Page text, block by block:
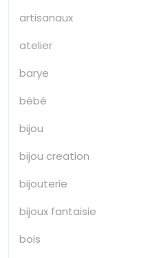
artisanaux
atelier
barye
bébé
bijou
bijou creation
bijouterie
bijoux fantaisie
bois